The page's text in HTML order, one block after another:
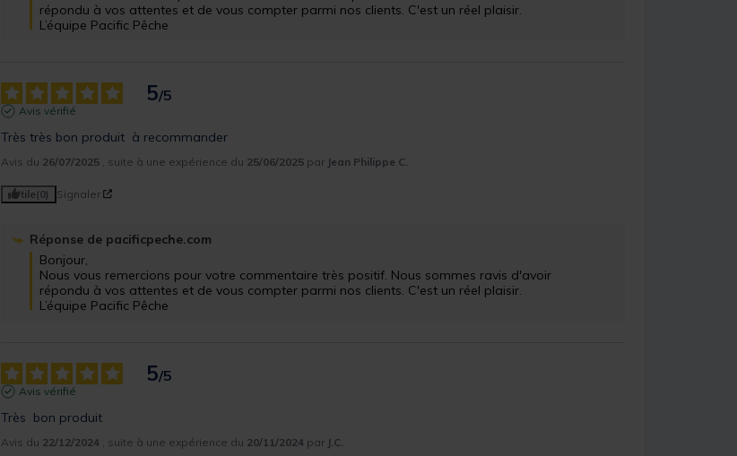
répondu à vos attentes et de vous compter parmi nos clients. C'est un réel plaisir.
L’équipe Pacific Pêche
5/5
Avis vérifié
Très très bon produit  à recommander
Avis du 26/07/2025 , suite à une expérience du 25/06/2025 par Jean Philippe C.
Utile(0) Signaler
Réponse de pacificpeche.com
Bonjour,
Nous vous remercions pour votre commentaire très positif. Nous sommes ravis d'avoir
répondu à vos attentes et de vous compter parmi nos clients. C'est un réel plaisir.
L’équipe Pacific Pêche
5/5
Avis vérifié
Très  bon produit
Avis du 22/12/2024 , suite à une expérience du 20/11/2024 par J.C.